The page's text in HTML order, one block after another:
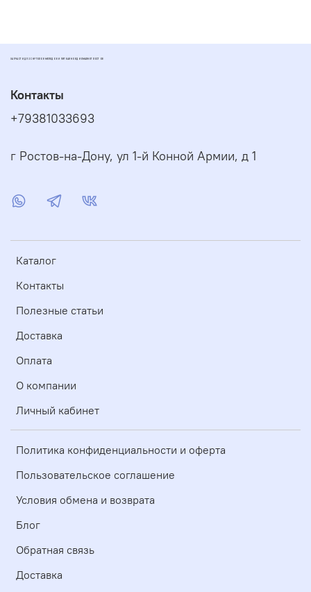
ЗАПЧАСТИ ДЛЯ СКУТЕРОВ МОПЕДОВ И ПИТБАЙКОВ ДИОМАРКЕТ РОСТОВ
Каталог
Контакты
Полезные статьи
Доставка
Оплата
О компании
Личный кабинет
Политика конфиденциальности и оферта
Пользовательское соглашение
Условия обмена и возврата
Блог
Обратная связь
Доставка
Контакты
+79381033693
г Ростов-на-Дону, ул 1-й Конной Армии, д 1